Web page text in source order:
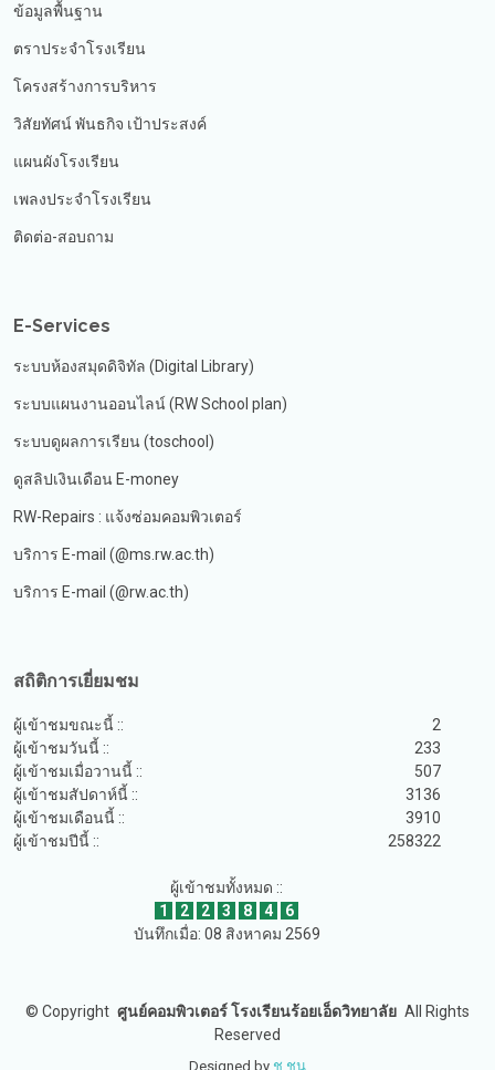
ข้อมูลพื้นฐาน
ตราประจำโรงเรียน
โครงสร้างการบริหาร
วิสัยทัศน์ พันธกิจ เป้าประสงค์
แผนผังโรงเรียน
เพลงประจำโรงเรียน
ติดต่อ-สอบถาม
E-Services
ระบบห้องสมุดดิจิทัล (Digital Library)
ระบบแผนงานออนไลน์ (RW School plan)
ระบบดูผลการเรียน (toschool)
ดูสลิปเงินเดือน E-money
RW-Repairs : แจ้งซ่อมคอมพิวเตอร์
บริการ E-mail (@ms.rw.ac.th)
บริการ E-mail (@rw.ac.th)
สถิติการเยี่ยมชม
ผู้เข้าชมขณะนี้ ::
2
ผู้เข้าชมวันนี้ ::
233
ผู้เข้าชมเมื่อวานนี้ ::
507
ผู้เข้าชมสัปดาห์นี้ ::
3136
ผู้เข้าชมเดือนนี้ ::
3910
ผู้เข้าชมปีนี้ ::
258322
ผู้เข้าชมทั้งหมด ::
1
2 2 3 8 4
6
บันทึกเมื่อ: 08 สิงหาคม 2569
© Copyright ศูนย์คอมพิวเตอร์ โรงเรียนร้อยเอ็ดวิทยาลัย All Rights
Reserved
Designed by ช.ชน